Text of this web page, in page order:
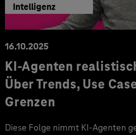
Intelligenz
16.10.2025
KI-Agenten
Über Trends, Use
Grenzen
Diese Folge nimmt KI-Agenten